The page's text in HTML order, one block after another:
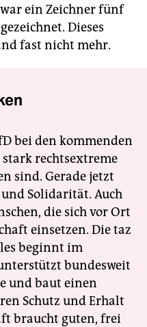
ein Zeichner fünf
Dieses
fast nicht mehr.
bei den kommenden
rechtsextreme
sind. Gerade jetzt
Solidarität. Auch
die sich vor Ort
einsetzen. Die taz
beginnt im
bundesweit
und baut einen
Schutz und Erhalt
braucht guten, frei